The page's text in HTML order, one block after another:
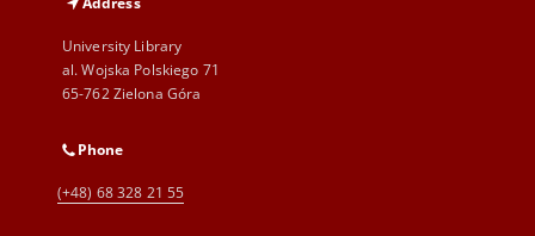
University Library
al. Wojska Polskiego 71
65-762 Zielona Góra
Phone
(+48) 68 328 21 55